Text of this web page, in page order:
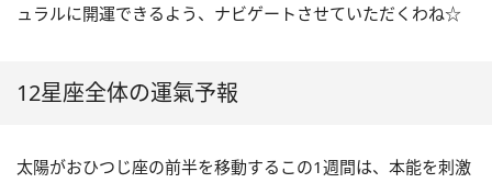
ュラルに開運できるよう、ナビゲートさせていただくわね☆
12星座全体の運氣予報
太陽がおひつじ座の前半を移動するこの1週間は、本能を刺激